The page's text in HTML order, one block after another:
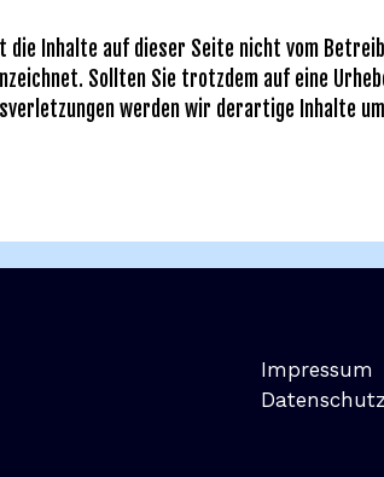
die Inhalte auf dieser Seite nicht vom
Sollten Sie trotzdem auf eine
werden wir derartige Inhalte
Impressum